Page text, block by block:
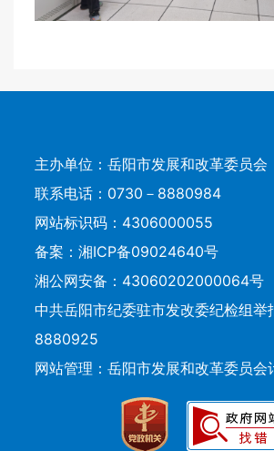
主办单位：岳阳市发展和改革委员会
联系电话：0730－8880984
网站标识码：4306000055
备案： 湘ICP备09024640号
湘公网安备：43060202000064号
中共岳阳市纪委驻市发改委纪检组举
8880925
网站管理：岳阳市发展和改革委员会